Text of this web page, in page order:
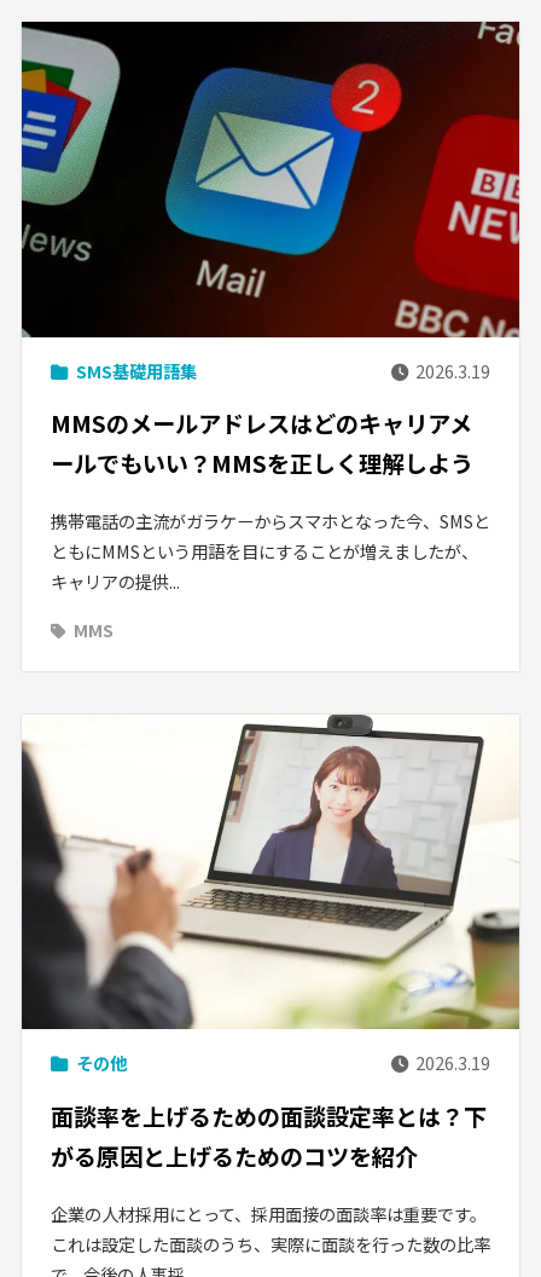
SMS基礎用語集 2026.3.19
MMSのメールアドレスはどのキャリアメ
ールでもいい？MMSを正しく理解しよう
携帯電話の主流がガラケーからスマホとなった今、SMSと
ともにMMSという用語を目にすることが増えましたが、
キャリアの提供...
MMS
その他 2026.3.19
面談率を上げるための面談設定率とは？下
がる原因と上げるためのコツを紹介
企業の人材採用にとって、採用面接の面談率は重要です。
これは設定した面談のうち、実際に面談を行った数の比率